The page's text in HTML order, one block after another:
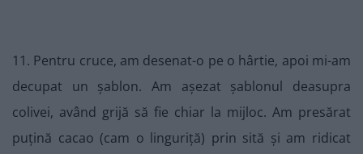
11. Pentru cruce, am desenat-o pe o hârtie, apoi mi-am
decupat un șablon. Am așezat șablonul deasupra
colivei, având grijă să fie chiar la mijloc. Am presărat
puțină cacao (cam o linguriță) prin sită și am ridicat